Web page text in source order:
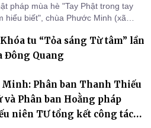
pháp mùa hè "Tay Phật trong tay
hiểu biết", chùa Phước Minh (xã
tu “Tỏa sáng Từ tâm” lần
Đông Quang
Minh: Phân ban Thanh Thiếu
và Phân ban Hoằng pháp
niên TƯ tổng kết công tác